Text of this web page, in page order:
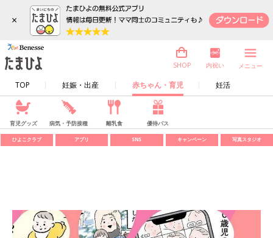
×
TOP 妊娠・出産 赤ちゃん・育児 妊活
SHOP 内祝い メニュー
育児グッズ 病気・予防接種 離乳食 優待パス
ひよこクラブ アプリ SNS キャンペーン 写真スタジオ